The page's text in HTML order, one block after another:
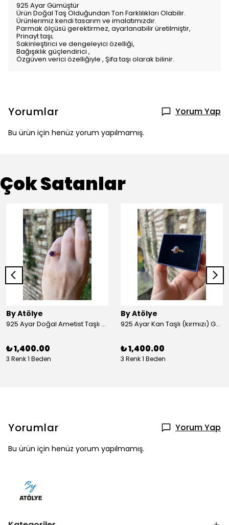
925 Ayar Gümüştür
Ürün Doğal Taş Olduğundan Ton Farklılıkları Olabilir.
Ürünlerimiz kendi tasarım ve imalatımızdır.
Parmak ölçüsü gerektirmez, ayarlanabilir üretilmiştir,
Prinayt taşı;
Sakinleştirici ve dengeleyici özelliği,
Bağışıklık güçlendirici ,
Özgüven verici özelliğiyle , Şifa taşı olarak bilinir.
Yorumlar Yorum Yap
Bu ürün için henüz yorum yapılmamış.
Çok Satanlar
By Atölye
925 Ayar Doğal Ametist Taşlı Yuvarlak Gümüş Yüzük
₺ 1,400.00
3 Renk 1 Beden
By Atölye
925 Ayar Kan Taşlı (kırmızı) Gümüş Yüzük
₺ 1,400.00
3 Renk 1 Beden
Yorumlar Yorum Yap
Bu ürün için henüz yorum yapılmamış.